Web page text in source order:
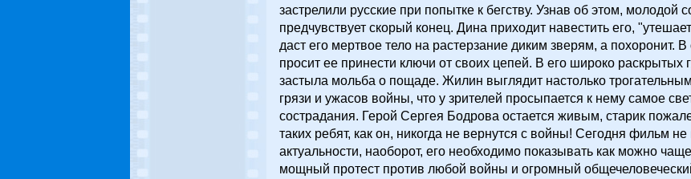
застрелили русские при попытке к бегству. Узнав об этом, молодой
предчувствует скорый конец. Дина приходит навестить его,
даст его мертвое тело на растерзание диким зверям, а похоронит. В
просит ее принести ключи от своих цепей. В его широко раскрытых
застыла мольба о пощаде. Жилин выглядит настолько
грязи и ужасов войны, что у зрителей просыпается к нему самое
сострадания. Герой Сергея Бодрова остается живым, старик
таких ребят, как он, никогда не вернутся с войны! Сегодня фильм
актуальности, наоборот, его необходимо показывать как можно
мощный протест против любой войны и огромный